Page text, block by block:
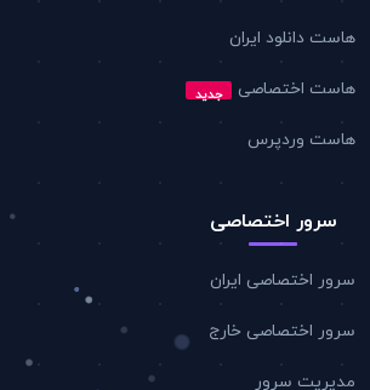
هاست دانلود ایران
هاست اختصاصی جدید
هاست وردپرس
سرور اختصاصی
سرور اختصاصی ایران
سرور اختصاصی خارج
مدیریت سرور